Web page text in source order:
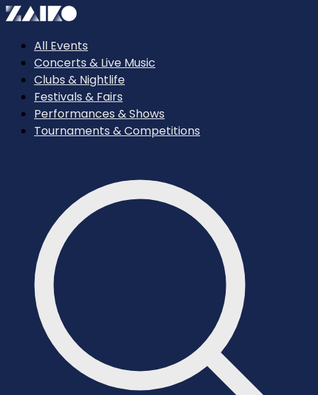
All Events
Concerts & Live Music
Clubs & Nightlife
Festivals & Fairs
Performances & Shows
Tournaments & Competitions